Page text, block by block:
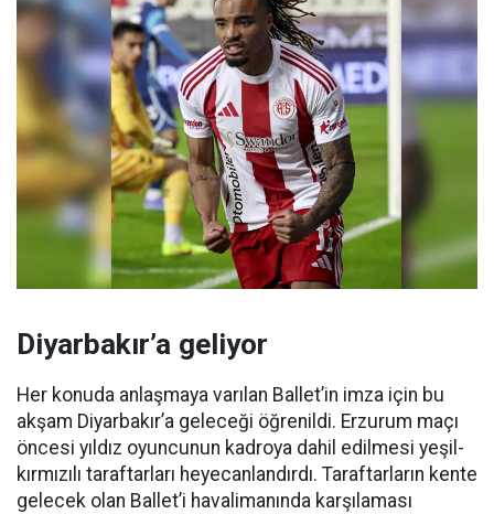
Diyarbakır’a geliyor
Her konuda anlaşmaya varılan Ballet’in imza için bu
akşam Diyarbakır’a geleceği öğrenildi. Erzurum maçı
öncesi yıldız oyuncunun kadroya dahil edilmesi yeşil-
kırmızılı taraftarları heyecanlandırdı. Taraftarların kente
gelecek olan Ballet’i havalimanında karşılaması